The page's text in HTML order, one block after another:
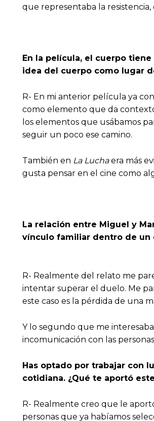
que representaba la
En la película, el cuerpo
idea del cuerpo como lugar
R- En mi anterior película ya
como elemento que da
los elementos que usábamos
seguir un poco ese camino.
También en La Luchaera más
gusta pensar en el cine como
La relación entre Miguel y
vínculo familiar dentro de un
R- Realmente del relato me
intentar superar el duelo. Me
este caso es la pérdida de una
Y lo segundo que me
incomunicación con las
Has optado por trabajar con
cotidiana. ¿Qué te aportó
R- Realmente creo que le
personas que ya habíamos